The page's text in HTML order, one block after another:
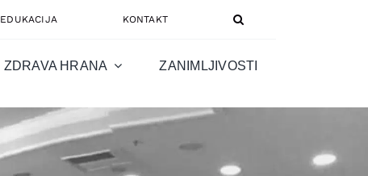
EDUKACIJA KONTAKT
ZDRAVA HRANA ZANIMLJIVOSTI